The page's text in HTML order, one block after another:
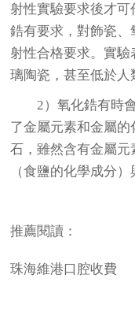
射性實驗要求後才
鋯有要求，對飾瓷
射性合格要求。實
璃陶瓷，甚至低於人
2）氧化鋯有時
了金屬元素和金屬
石，雖然含有金屬
（食鹽的化學成分）
推薦閱讀：
珠海維港口腔收費